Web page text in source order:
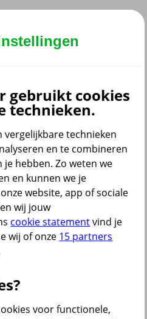
gebruikt cookies
technieken.
vergelijkbare technieken
en te combineren
je hebben. Zo weten we
en kunnen we je
website, app of sociale
wij jouw
cookie statementvind je
wij of onze 15 partners
voor functionele,